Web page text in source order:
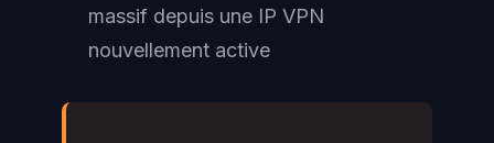
massif depuis une IP VPN
nouvellement active